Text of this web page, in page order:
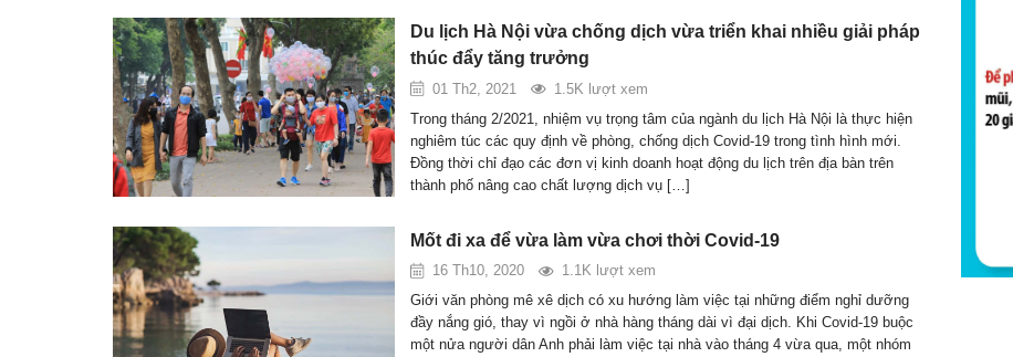
Du lịch Hà Nội vừa chống dịch vừa triển khai nhiều giải pháp
thúc đẩy tăng trưởng
01 Th2, 2021
1.5K lượt xem
Trong tháng 2/2021, nhiệm vụ trọng tâm của ngành du lịch Hà Nội là thực hiện
nghiêm túc các quy định về phòng, chống dịch Covid-19 trong tình hình mới.
Đồng thời chỉ đạo các đơn vị kinh doanh hoạt động du lịch trên địa bàn trên
thành phố nâng cao chất lượng dịch vụ […]
Mốt đi xa để vừa làm vừa chơi thời Covid-19
16 Th10, 2020
1.1K lượt xem
Giới văn phòng mê xê dịch có xu hướng làm việc tại những điểm nghỉ dưỡng
đầy nắng gió, thay vì ngồi ở nhà hàng tháng dài vì đại dịch. Khi Covid-19 buộc
một nửa người dân Anh phải làm việc tại nhà vào tháng 4 vừa qua, một nhóm